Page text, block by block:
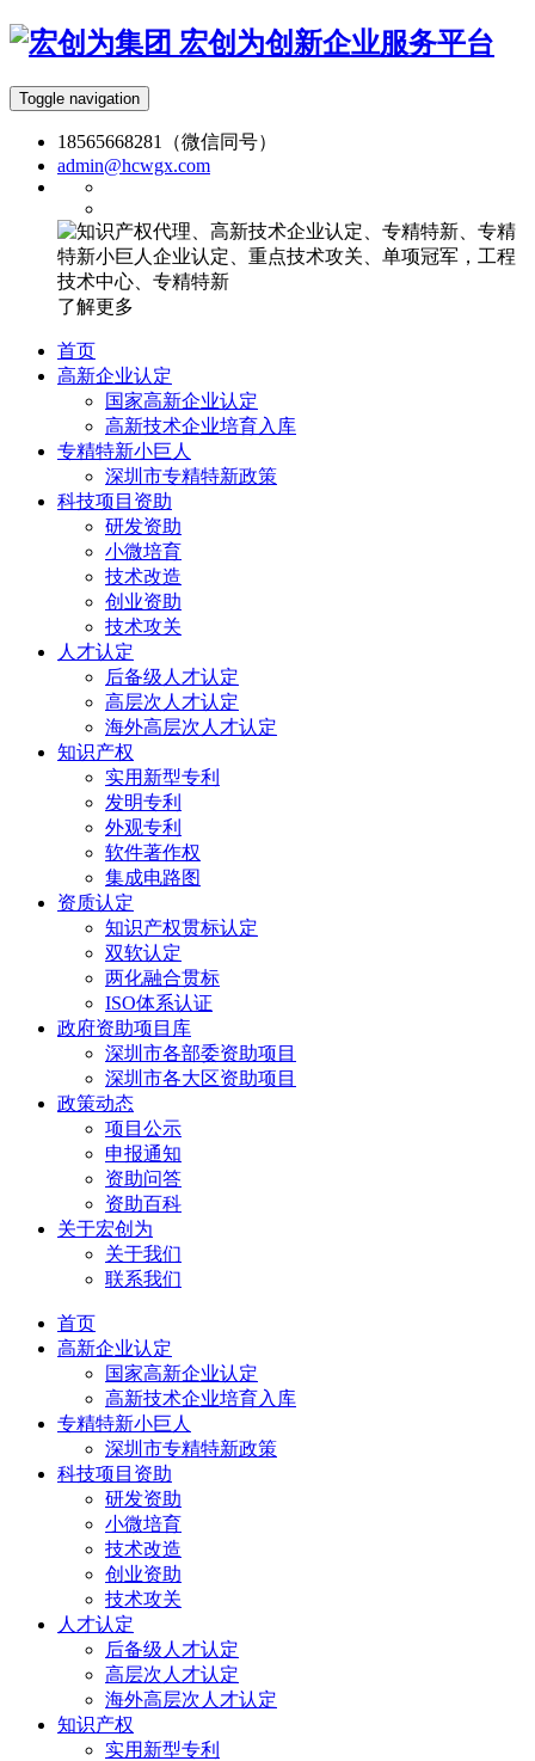
宏创为创新企业服务平台
Toggle navigation
18565668281（微信同号）
admin@hcwgx.com
了解更多
首页
高新企业认定
国家高新企业认定
高新技术企业培育入库
专精特新小巨人
深圳市专精特新政策
科技项目资助
研发资助
小微培育
技术改造
创业资助
技术攻关
人才认定
后备级人才认定
高层次人才认定
海外高层次人才认定
知识产权
实用新型专利
发明专利
外观专利
软件著作权
集成电路图
资质认定
知识产权贯标认定
双软认定
两化融合贯标
ISO体系认证
政府资助项目库
深圳市各部委资助项目
深圳市各大区资助项目
政策动态
项目公示
申报通知
资助问答
资助百科
关于宏创为
关于我们
联系我们
首页
高新企业认定
国家高新企业认定
高新技术企业培育入库
专精特新小巨人
深圳市专精特新政策
科技项目资助
研发资助
小微培育
技术改造
创业资助
技术攻关
人才认定
后备级人才认定
高层次人才认定
海外高层次人才认定
知识产权
实用新型专利